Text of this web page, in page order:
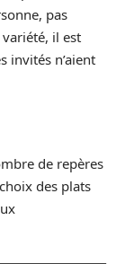
pas
il est
invités n’aient
de repères
des plats